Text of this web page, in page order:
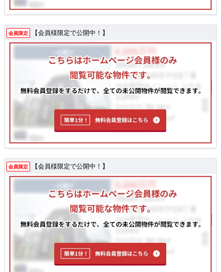
会員限定 【会員様限定で公開中！】
会員限定 【会員様限定で公開中！】